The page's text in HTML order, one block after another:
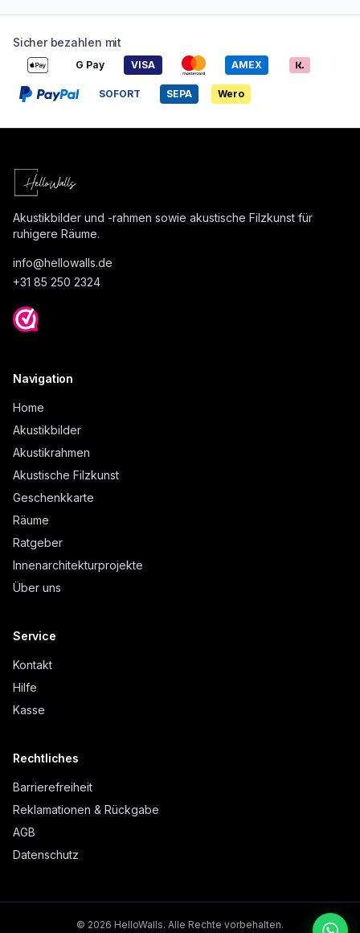
Sicher bezahlen mit
G Pay VISA AMEX
SOFORT SEPA Wero
Akustikbilder und -rahmen sowie akustische Filzkunst für
ruhigere Räume.
info@hellowalls.de
+31 85 250 2324
Navigation
Home
Akustikbilder
Akustikrahmen
Akustische Filzkunst
Geschenkkarte
Räume
Ratgeber
Innenarchitekturprojekte
Über uns
Service
Kontakt
Hilfe
Kasse
Rechtliches
Barrierefreiheit
Reklamationen & Rückgabe
AGB
Datenschutz
© 2026 HelloWalls. Alle Rechte vorbehalten.